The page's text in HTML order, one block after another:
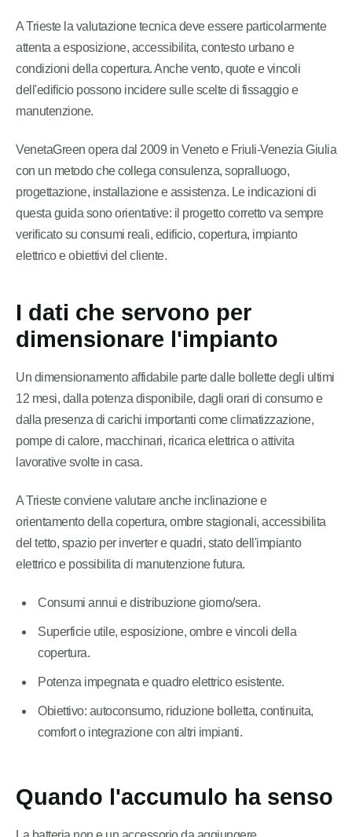
A Trieste la valutazione tecnica deve essere particolarmente
attenta a esposizione, accessibilita, contesto urbano e
condizioni della copertura. Anche vento, quote e vincoli
dell'edificio possono incidere sulle scelte di fissaggio e
manutenzione.
VenetaGreen opera dal 2009 in Veneto e Friuli-Venezia Giulia
con un metodo che collega consulenza, sopralluogo,
progettazione, installazione e assistenza. Le indicazioni di
questa guida sono orientative: il progetto corretto va sempre
verificato su consumi reali, edificio, copertura, impianto
elettrico e obiettivi del cliente.
I dati che servono per
dimensionare l'impianto
Un dimensionamento affidabile parte dalle bollette degli ultimi
12 mesi, dalla potenza disponibile, dagli orari di consumo e
dalla presenza di carichi importanti come climatizzazione,
pompe di calore, macchinari, ricarica elettrica o attivita
lavorative svolte in casa.
A Trieste conviene valutare anche inclinazione e
orientamento della copertura, ombre stagionali, accessibilita
del tetto, spazio per inverter e quadri, stato dell'impianto
elettrico e possibilita di manutenzione futura.
Consumi annui e distribuzione giorno/sera.
Superficie utile, esposizione, ombre e vincoli della
copertura.
Potenza impegnata e quadro elettrico esistente.
Obiettivo: autoconsumo, riduzione bolletta, continuita,
comfort o integrazione con altri impianti.
Quando l'accumulo ha senso